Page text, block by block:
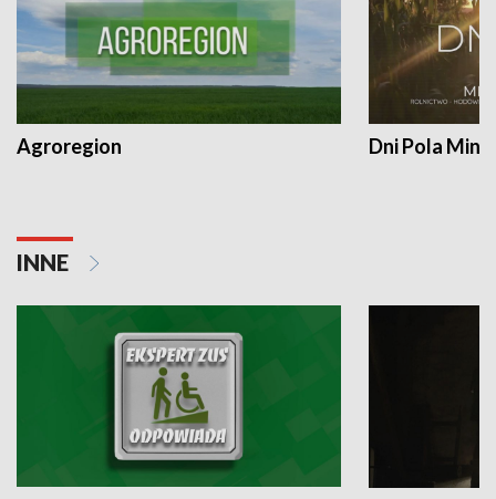
Agroregion Dni Pola
INNE